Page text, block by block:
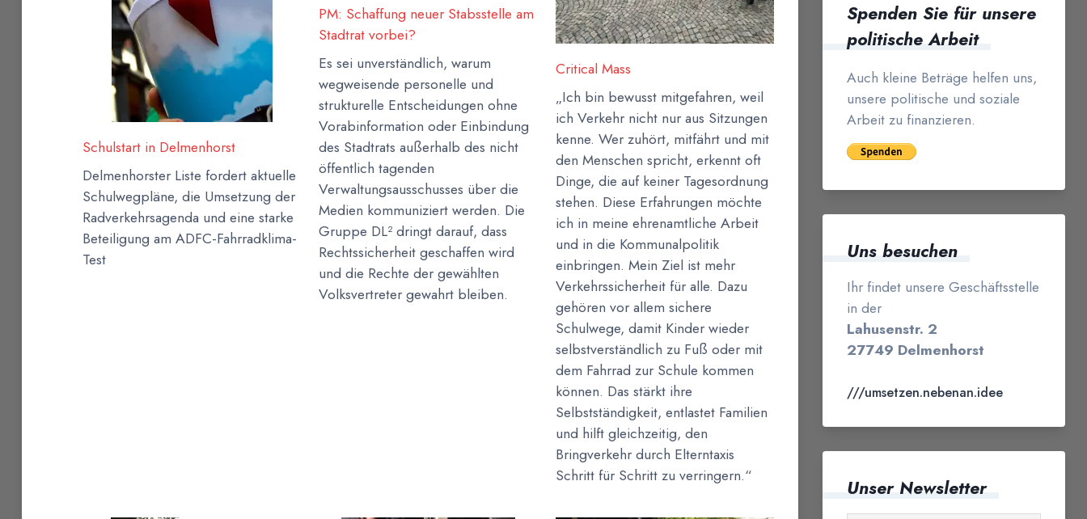
Schulstart in Delmenhorst
Delmenhorster Liste fordert aktuelle
Schulwegpläne, die Umsetzung der
Radverkehrsagenda und eine starke
Beteiligung am ADFC-Fahrradklima-
Test
PM: Schaffung neuer Stabsstelle am
Stadtrat vorbei?
Es sei unverständlich, warum
wegweisende personelle und
strukturelle Entscheidungen ohne
Vorabinformation oder Einbindung
des Stadtrats außerhalb des nicht
öffentlich tagenden
Verwaltungsausschusses über die
Medien kommuniziert werden. Die
Gruppe DL² dringt darauf, dass
Rechtssicherheit geschaffen wird
und die Rechte der gewählten
Volksvertreter gewahrt bleiben.
Critical Mass
„Ich bin bewusst mitgefahren, weil
ich Verkehr nicht nur aus Sitzungen
kenne. Wer zuhört, mitfährt und mit
den Menschen spricht, erkennt oft
Dinge, die auf keiner Tagesordnung
stehen. Diese Erfahrungen möchte
ich in meine ehrenamtliche Arbeit
und in die Kommunalpolitik
einbringen. Mein Ziel ist mehr
Verkehrssicherheit für alle. Dazu
gehören vor allem sichere
Schulwege, damit Kinder wieder
selbstverständlich zu Fuß oder mit
dem Fahrrad zur Schule kommen
können. Das stärkt ihre
Selbstständigkeit, entlastet Familien
und hilft gleichzeitig, den
Bringverkehr durch Elterntaxis
Schritt für Schritt zu verringern.“
Spenden Sie für unsere
politische Arbeit
Auch kleine Beträge helfen uns,
unsere politische und soziale
Arbeit zu finanzieren.
Uns besuchen
Ihr findet unsere Geschäftsstelle
in der
Lahusenstr. 2
27749 Delmenhorst
///umsetzen.nebenan.idee
Unser Newsletter